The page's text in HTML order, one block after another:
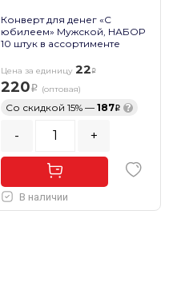
Конверт для денег «С
юбилеем» Мужской, НАБОР
10 штук в ассортименте
Цена за единицу 22
220 (оптовая)
Со скидкой 15% — 187 ?
- +
В наличии